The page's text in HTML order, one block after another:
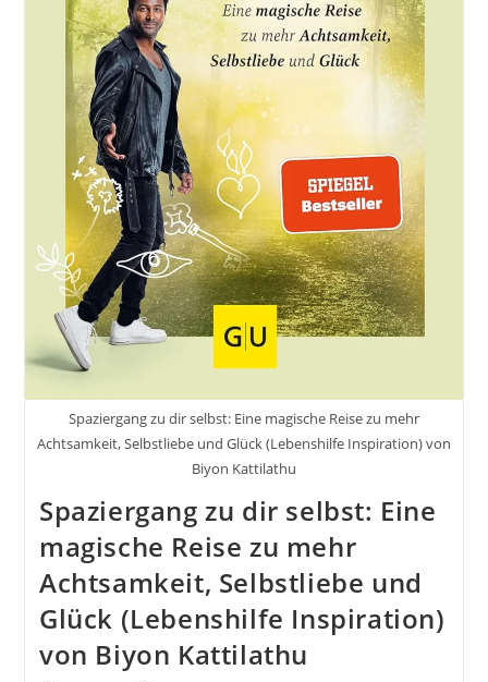
Einen
Minimalistischen
Lebensstil
Von
Fumio
Sasaki
Und
Martin
Bauer
Spaziergang zu dir selbst: Eine magische Reise zu mehr
Achtsamkeit, Selbstliebe und Glück (Lebenshilfe Inspiration) von
Biyon Kattilathu
Spaziergang zu dir selbst: Eine
magische Reise zu mehr
Achtsamkeit, Selbstliebe und
Glück (Lebenshilfe Inspiration)
von Biyon Kattilathu